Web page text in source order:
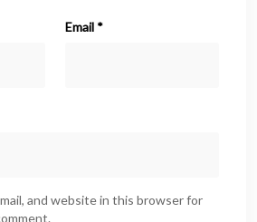
Email *
and website in this browser for